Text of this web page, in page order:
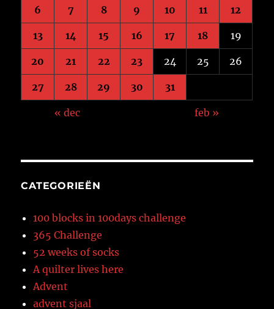
6 7 8 9 10 11 12
13 14 15 16 17 18 19
20 21 22 23 24 25 26
27 28 29 30 31
« dec feb »
CATEGORIEËN
100 blocks in 100days challenge
365 Challenge
52 weeks of socks
A quilter lives here
Advent
advent sjaal